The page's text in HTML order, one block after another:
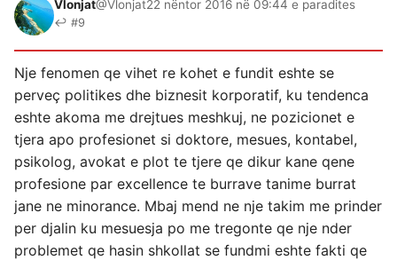
Vlonjat@Vlonjat22 nëntor 2016 në 09:44 e paradites
↩ #9
Nje fenomen qe vihet re kohet e fundit eshte se
perveç politikes dhe biznesit korporatif, ku tendenca
eshte akoma me drejtues meshkuj, ne pozicionet e
tjera apo profesionet si doktore, mesues, kontabel,
psikolog, avokat e plot te tjere qe dikur kane qene
profesione par excellence te burrave tanime burrat
jane ne minorance. Mbaj mend ne nje takim me prinder
per djalin ku mesuesja po me tregonte qe nje nder
problemet qe hasin shkollat se fundmi eshte fakti qe